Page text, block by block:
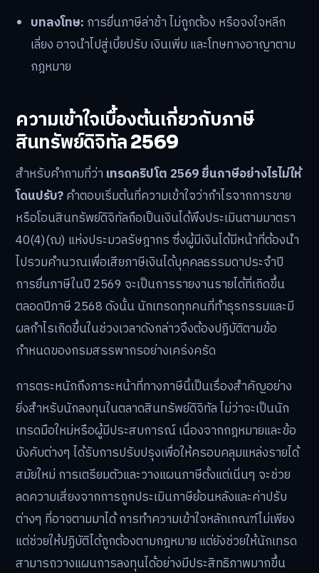
บทลงโทษ: การยื่นภาษีล่าช้า ไม่ถูกต้อง หรือจงใจหลีก
เลี่ยง อาจนำไปสู่เบี้ยปรับ เงินเพิ่ม และโทษทางอาญาตาม
กฎหมาย
ความเข้าใจเบื้องต้นเกี่ยวกับภาษี
สินทรัพย์ดิจิทัล 2569
สำหรับคำถามที่ว่า เทรดคริปโต 2569 ยื่นภาษีอย่างไรไม่ให้
โดนปรับ?คำตอบเริ่มต้นที่ความเข้าใจว่ากำไรจากการขาย
หรือโอนสินทรัพย์ดิจิทัลถือเป็นเงินได้พึงประเมินตามมาตรา
40(4)(ฌ) แห่งประมวลรัษฎากร ซึ่งผู้มีเงินได้มีหน้าที่ต้องนำ
ไปรวมคำนวณเพื่อเสียภาษีเงินได้บุคคลธรรมดาประจำปี
การยื่นภาษีในปี 2569 จะเป็นการรายงานรายได้ที่เกิดขึ้น
ตลอดปีภาษี 2568 ดังนั้น นักเทรดทุกคนที่ทำธุรกรรมและมี
ผลกำไรเกิดขึ้นในช่วงเวลาดังกล่าวจึงต้องปฏิบัติตามข้อ
กำหนดของกรมสรรพากรอย่างเคร่งครัด
การตระหนักถึงภาระหน้าที่ทางภาษีนี้เป็นเรื่องสำคัญอย่าง
ยิ่งสำหรับนักลงทุนในตลาดสินทรัพย์ดิจิทัล ไม่ว่าจะเป็นนัก
เทรดมือใหม่หรือผู้มีประสบการณ์ เนื่องจากกฎหมายและข้อ
บังคับต่างๆ ได้รับการปรับปรุงเพื่อให้ครอบคลุมแหล่งรายได้
สมัยใหม่ การเตรียมตัวและวางแผนภาษีตั้งแต่เนิ่นๆ จะช่วย
ลดความเสี่ยงจากการถูกประเมินภาษีย้อนหลังและค่าปรับ
ต่างๆ ที่อาจตามมาได้ การทำความเข้าใจหลักเกณฑ์ไม่เพียง
แต่ช่วยให้ปฏิบัติได้ถูกต้องตามกฎหมาย แต่ยังช่วยให้นักเทรด
สามารถวางแผนการลงทุนได้อย่างมีประสิทธิภาพมากขึ้น